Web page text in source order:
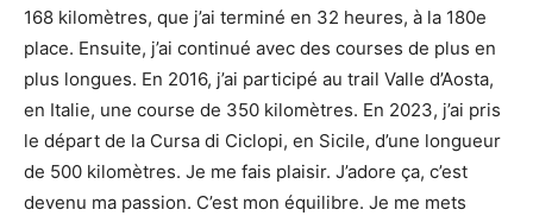
168 kilomètres, que j’ai terminé en 32 heures, à la 180e
place. Ensuite, j’ai continué avec des courses de plus en
plus longues. En 2016, j’ai participé au trail Valle d’Aosta,
en Italie, une course de 350 kilomètres. En 2023, j’ai pris
le départ de la Cursa di Ciclopi, en Sicile, d’une longueur
de 500 kilomètres. Je me fais plaisir. J’adore ça, c’est
devenu ma passion. C’est mon équilibre. Je me mets